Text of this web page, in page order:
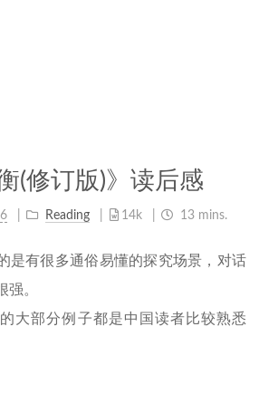
(修订版)》读后感
Reading 14k 13 mins.
是有很多通俗易懂的探究场景，对话
强。
大部分例子都是中国读者比较熟悉